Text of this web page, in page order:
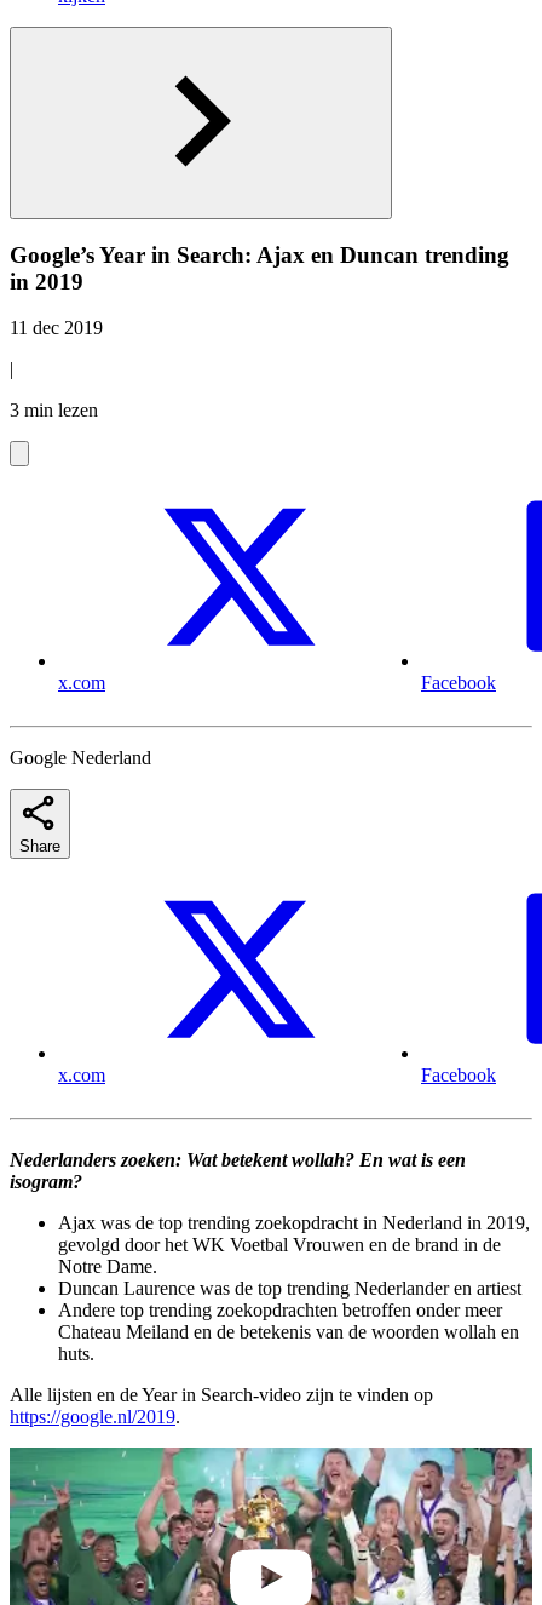
Google’s Year in Search: Ajax en Duncan trending
in 2019
11 dec 2019
|
3 min lezen
x.com Facebook
Google Nederland
Share
x.com Facebook
Nederlanders zoeken: Wat betekent wollah? En wat is een
isogram?
Ajax was de top trending zoekopdracht in Nederland in 2019,
gevolgd door het WK Voetbal Vrouwen en de brand in de
Notre Dame.
Duncan Laurence was de top trending Nederlander en artiest
Andere top trending zoekopdrachten betroffen onder meer
Chateau Meiland en de betekenis van de woorden wollah en
huts.
Alle lijsten en de Year in Search-video zijn te vinden op
https://google.nl/2019.